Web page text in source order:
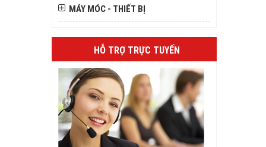
MÁY MÓC - THIẾT BỊ
HỖ TRỢ TRỰC TUYẾN